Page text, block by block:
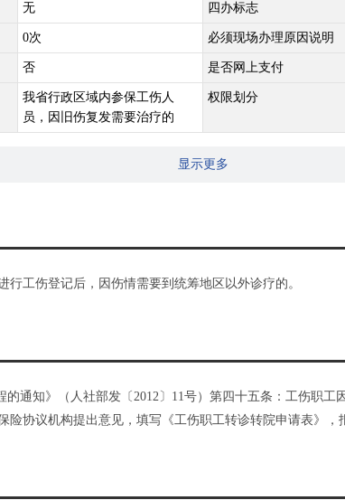
无 四办标志
0次 必须现场办理原因说明
否 是否网上支付
我省行政区域内参保工伤人
员，因旧伤复发需要治疗的
权限划分
显示更多
行工伤登记后，因伤情需要到统筹地区以外诊疗的。
的通知》（人社部发〔2012〕11号）第四十五条：工伤职工
险协议机构提出意见，填写《工伤职工转诊转院申请表》，